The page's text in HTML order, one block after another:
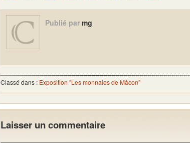
Publié par mg
Classé dans : Exposition "Les monnaies de Mâcon"
Laisser un commentaire